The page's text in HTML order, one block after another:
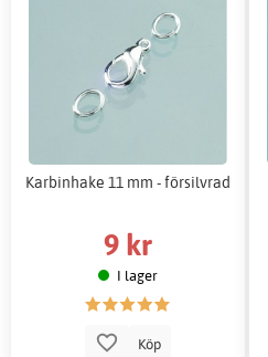
Karbinhake 11 mm - försilvrad
9 kr
I lager
Köp